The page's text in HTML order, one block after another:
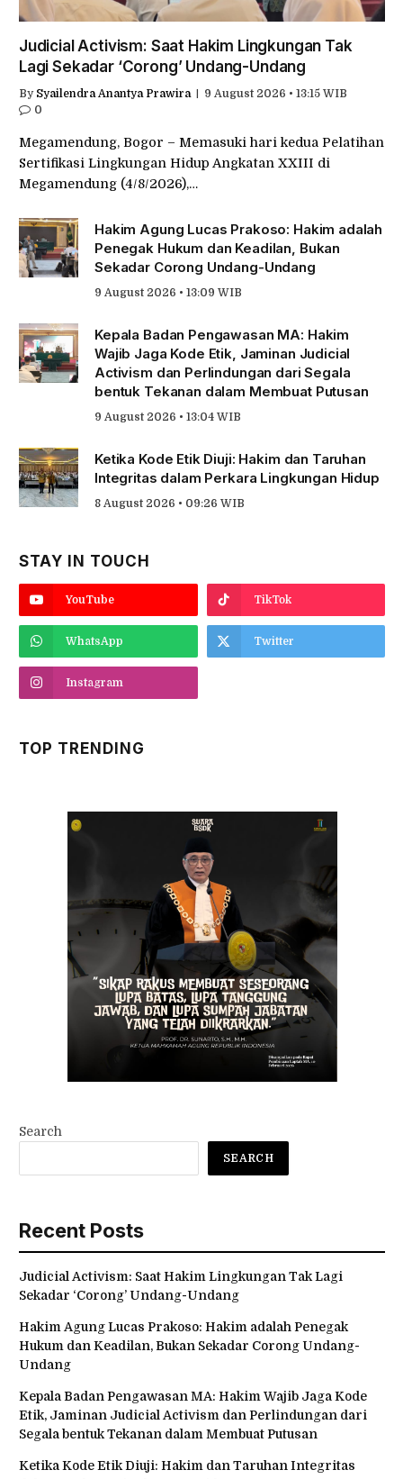
Judicial Activism: Saat Hakim Lingkungan Tak
Lagi Sekadar ‘Corong’ Undang-Undang
By Syailendra Anantya Prawira
9 August 2026 • 13:15 WIB
0
Megamendung, Bogor – Memasuki hari kedua Pelatihan
Sertifikasi Lingkungan Hidup Angkatan XXIII di
Megamendung (4/8/2026),…
Hakim Agung Lucas Prakoso: Hakim adalah
Penegak Hukum dan Keadilan, Bukan
Sekadar Corong Undang-Undang
9 August 2026 • 13:09 WIB
Kepala Badan Pengawasan MA: Hakim
Wajib Jaga Kode Etik, Jaminan Judicial
Activism dan Perlindungan dari Segala
bentuk Tekanan dalam Membuat Putusan
9 August 2026 • 13:04 WIB
Ketika Kode Etik Diuji: Hakim dan Taruhan
Integritas dalam Perkara Lingkungan Hidup
8 August 2026 • 09:26 WIB
STAY IN TOUCH
YouTube TikTok
WhatsApp Twitter
Instagram
TOP TRENDING
Search
SEARCH
Recent Posts
Judicial Activism: Saat Hakim Lingkungan Tak Lagi
Sekadar ‘Corong’ Undang-Undang
Hakim Agung Lucas Prakoso: Hakim adalah Penegak
Hukum dan Keadilan, Bukan Sekadar Corong Undang-
Undang
Kepala Badan Pengawasan MA: Hakim Wajib Jaga Kode
Etik, Jaminan Judicial Activism dan Perlindungan dari
Segala bentuk Tekanan dalam Membuat Putusan
Ketika Kode Etik Diuji: Hakim dan Taruhan Integritas